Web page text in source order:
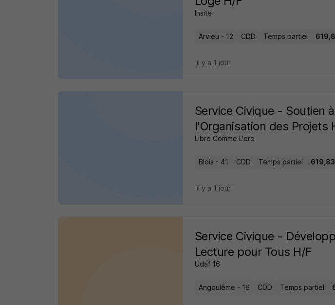
Insite
Arvieu - 12 CDD Temps partiel
il y a 1 jour
Service Civique - Soutien
l'Organisation des Projets
Libre Comme L'ere
Blois - 41 CDD Temps partiel
il y a 1 jour
Service Civique -
Lecture pour Tous H/F
Udaf 16
Angoulême - 16 CDD Temps partiel